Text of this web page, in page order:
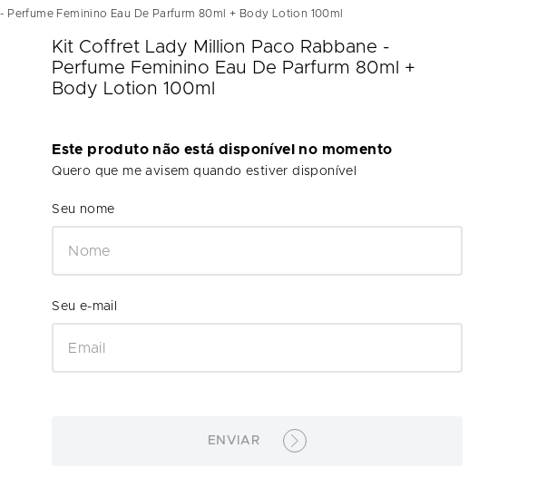
Feminino Eau De Parfurm 80ml + Body Lotion 100ml
Kit Coffret Lady Million Paco Rabbane -
Perfume Feminino Eau De Parfurm 80ml +
Body Lotion 100ml
Este produto não está disponível no momento
Quero que me avisem quando estiver disponível
ENVIAR